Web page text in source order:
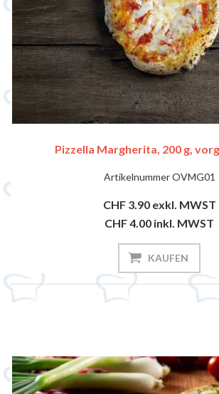
Pizzella Margherita, 200 g,
Artikelnummer OVMG01
CHF 3.90 exkl. MWST
CHF 4.00 inkl. MWST
KAUFEN